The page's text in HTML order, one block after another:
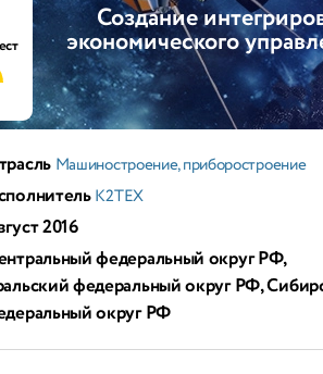
Создание
экономического
Машиностроение, приборостроение
К2ТЕХ
2016
федеральный округ РФ,
федеральный округ РФ,
округ РФ